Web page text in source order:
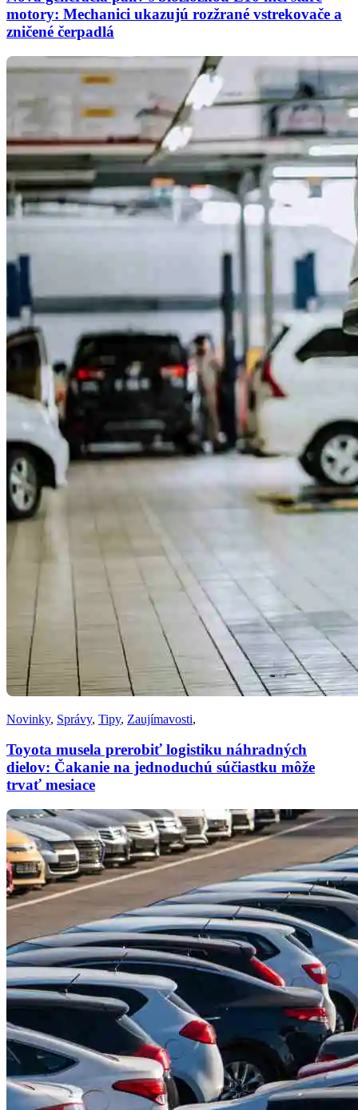
motory: Mechanici ukazujú rozžrané vstrekovače a
zničené čerpadlá
Novinky, Správy, Tipy, Zaujímavosti,
Toyota musela prerobiť logistiku náhradných
dielov: Čakanie na jednoduchú súčiastku môže
trvať mesiace